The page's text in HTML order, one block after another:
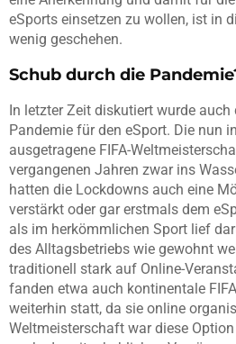
eSports einsetzen zu wollen, ist in
wenig geschehen.
Schub durch die
In letzter Zeit diskutiert wurde auch
Pandemie für den eSport. Die nun
ausgetragene FIFA-
vergangenen Jahren zwar ins
hatten die Lockdowns auch eine
verstärkt oder gar erstmals dem
als im herkömmlichen Sport lief
des Alltagsbetriebs wie gewohnt
traditionell stark auf Online-
fanden etwa auch kontinentale
weiterhin statt, da sie online
Weltmeisterschaft war diese